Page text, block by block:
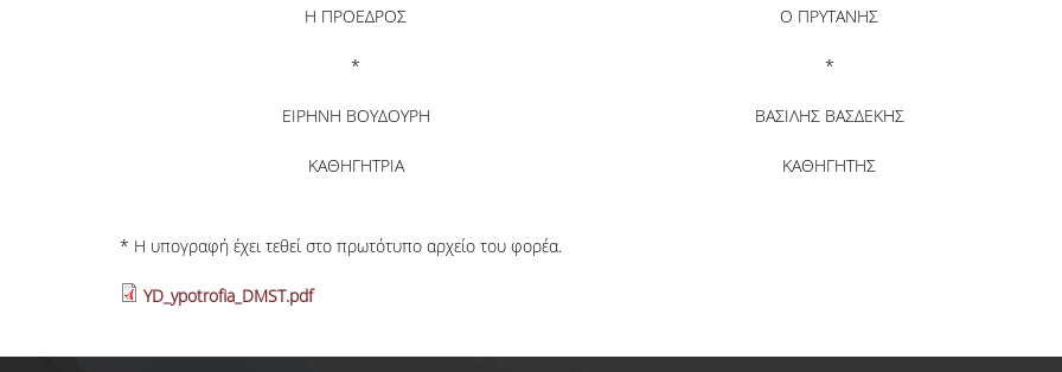
Η ΠΡΟΕΔΡΟΣ
*
ΕΙΡΗΝΗ ΒΟΥΔΟΥΡΗ
ΚΑΘΗΓΗΤΡΙΑ
Ο ΠΡΥΤΑΝΗΣ
*
ΒΑΣΙΛΗΣ ΒΑΣΔΕΚΗΣ
ΚΑΘΗΓΗΤΗΣ
* Η υπογραφή έχει τεθεί στο πρωτότυπο αρχείο του φορέα.
YD_ypotrofia_DMST.pdf